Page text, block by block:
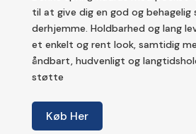
var:
til at give dig en god og behagelig
derhjemme. Holdbarhed og lang
et enkelt og rent look, samtidig
åndbart, hudvenligt og
støtte
Køb Her